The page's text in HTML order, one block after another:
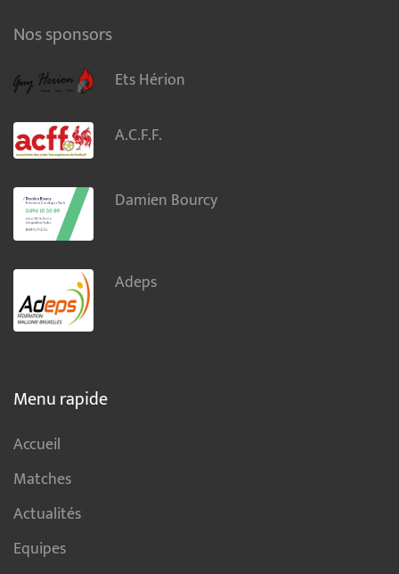
Nos sponsors
Ets Hérion
A.C.F.F.
Damien Bourcy
Adeps
Menu rapide
Accueil
Matches
Actualités
Equipes